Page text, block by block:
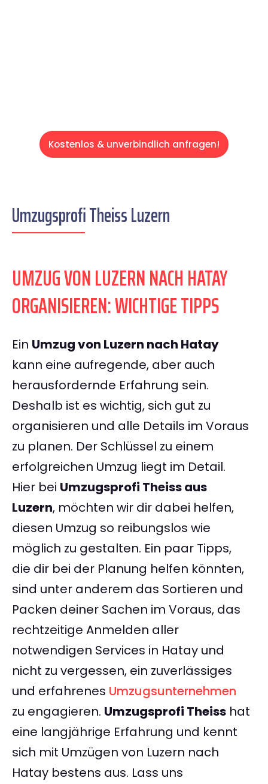
Kostenlos & unverbindlich anfragen!
Umzugsprofi Theiss Luzern
UMZUG VON LUZERN NACH HATAY
ORGANISIEREN: WICHTIGE TIPPS
Ein Umzug von Luzern nach Hatay
kann eine aufregende, aber auch
herausfordernde Erfahrung sein.
Deshalb ist es wichtig, sich gut zu
organisieren und alle Details im Voraus
zu planen. Der Schlüssel zu einem
erfolgreichen Umzug liegt im Detail.
Hier bei Umzugsprofi Theiss aus
Luzern, möchten wir dir dabei helfen,
diesen Umzug so reibungslos wie
möglich zu gestalten. Ein paar Tipps,
die dir bei der Planung helfen könnten,
sind unter anderem das Sortieren und
Packen deiner Sachen im Voraus, das
rechtzeitige Anmelden aller
notwendigen Services in Hatay und
nicht zu vergessen, ein zuverlässiges
und erfahrenes Umzugsunternehmen
zu engagieren. Umzugsprofi Theiss hat
eine langjährige Erfahrung und kennt
sich mit Umzügen von Luzern nach
Hatay bestens aus. Lass uns